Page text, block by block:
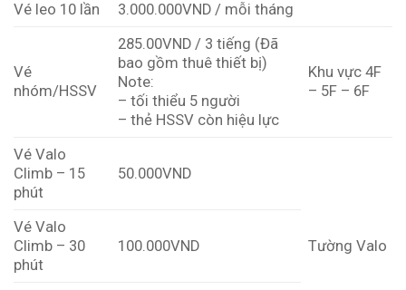
Vé leo 10 lần
3.000.000VND / mỗi tháng
Vé
nhóm/HSSV
285.00VND / 3 tiếng (Đã
bao gồm thuê thiết bị)
Note:
– tối thiểu 5 người
– thẻ HSSV còn hiệu lực
Khu vực 4F
– 5F – 6F
Vé Valo
Climb – 15
phút
50.000VND
Tường Valo
Vé Valo
Climb – 30
phút
100.000VND